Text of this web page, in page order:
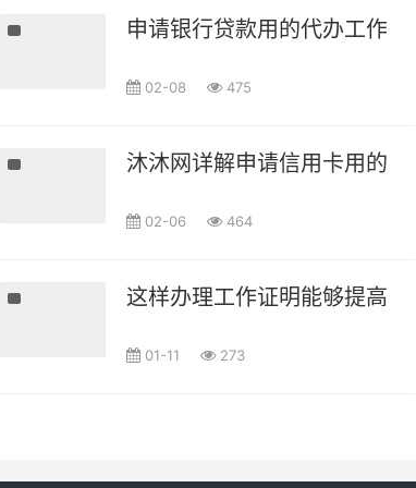
汰者将会是谁申请银行贷款用的代办工作证
02-08 475
有什么要求呢沐沐网详解申请信用卡用的工
02-06 464
范本以及用途这样办理工作证明能够提高客
01-11 273